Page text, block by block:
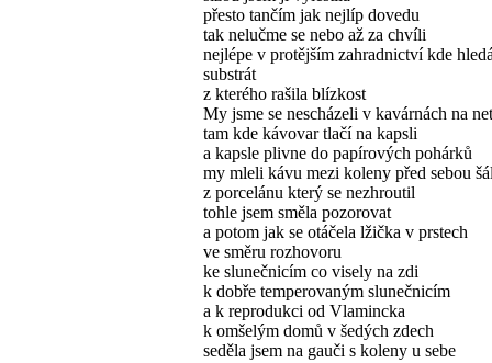
přesto tančím jak nejlíp dovedu
tak nelučme se nebo až za chvíli
nejlépe v protějším zahradnictví kde
substrát
z kterého rašila blízkost
My jsme se nescházeli v kavárnách na
tam kde kávovar tlačí na kapsli
a kapsle plivne do papírových pohárků
my mleli kávu mezi koleny před sebou
z porcelánu který se nezhroutil
tohle jsem směla pozorovat
a potom jak se otáčela lžička v prstech
ve směru rozhovoru
ke slunečnicím co visely na zdi
k dobře temperovaným slunečnicím
a k reprodukci od Vlamincka
k omšelým domů v šedých zdech
seděla jsem na gauči s koleny u sebe